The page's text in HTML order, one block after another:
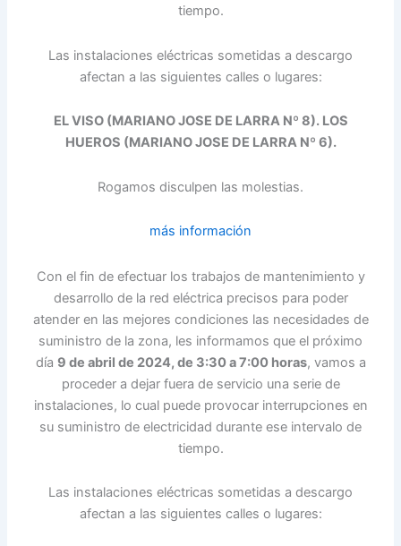
tiempo.
Las instalaciones eléctricas sometidas a descargo
afectan a las siguientes calles o lugares:
EL VISO (MARIANO JOSE DE LARRA Nº 8). LOS
HUEROS (MARIANO JOSE DE LARRA Nº 6).
Rogamos disculpen las molestias.
más información
Con el fin de efectuar los trabajos de mantenimiento y
desarrollo de la red eléctrica precisos para poder
atender en las mejores condiciones las necesidades de
suministro de la zona, les informamos que el próximo
día 9 de abril de 2024, de 3:30 a 7:00 horas, vamos a
proceder a dejar fuera de servicio una serie de
instalaciones, lo cual puede provocar interrupciones en
su suministro de electricidad durante ese intervalo de
tiempo.
Las instalaciones eléctricas sometidas a descargo
afectan a las siguientes calles o lugares: